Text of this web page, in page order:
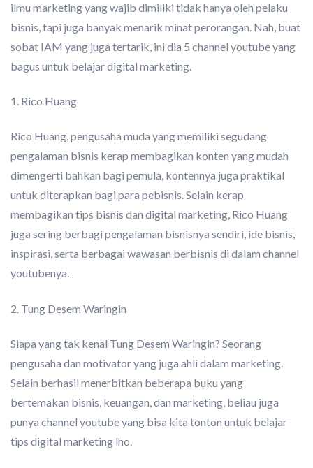
ilmu marketing yang wajib dimiliki tidak hanya oleh pelaku
bisnis, tapi juga banyak menarik minat perorangan. Nah, buat
sobat IAM yang juga tertarik, ini dia 5 channel youtube yang
bagus untuk belajar digital marketing.
1. Rico Huang
Rico Huang, pengusaha muda yang memiliki segudang
pengalaman bisnis kerap membagikan konten yang mudah
dimengerti bahkan bagi pemula, kontennya juga praktikal
untuk diterapkan bagi para pebisnis. Selain kerap
membagikan tips bisnis dan digital marketing, Rico Huang
juga sering berbagi pengalaman bisnisnya sendiri, ide bisnis,
inspirasi, serta berbagai wawasan berbisnis di dalam channel
youtubenya.
2. Tung Desem Waringin
Siapa yang tak kenal Tung Desem Waringin? Seorang
pengusaha dan motivator yang juga ahli dalam marketing.
Selain berhasil menerbitkan beberapa buku yang
bertemakan bisnis, keuangan, dan marketing, beliau juga
punya channel youtube yang bisa kita tonton untuk belajar
tips digital marketing lho.